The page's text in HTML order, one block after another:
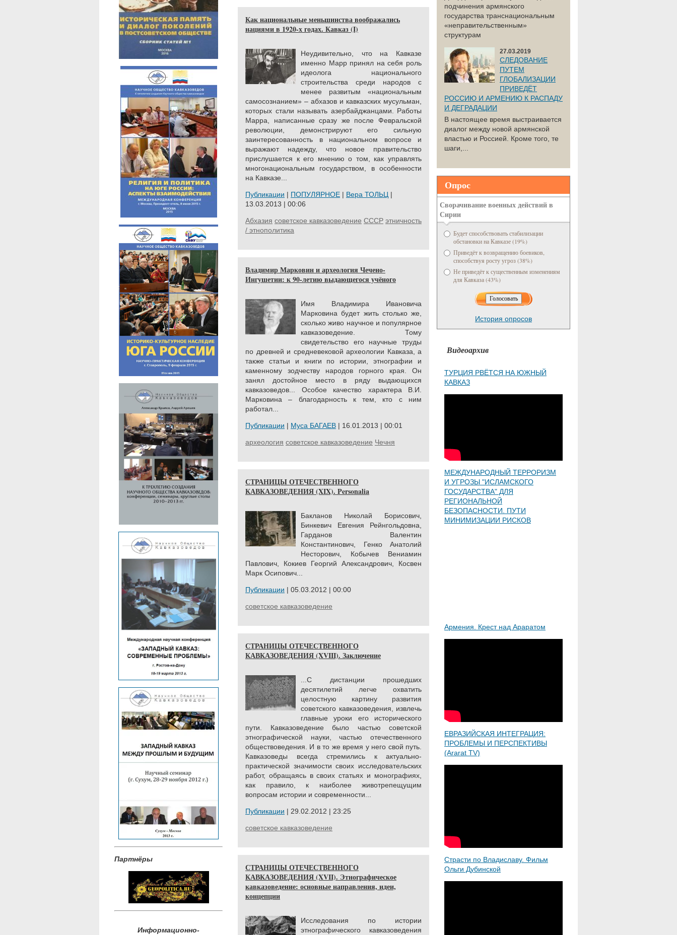
Партнёры
Информационно-
Как национальные меньшинства воображались
нациями в 1920-х годах. Кавказ (I)
Неудивительно, что на Кавказе
именно Марр принял на себя роль
идеолога национального
строительства среди народов с
менее развитым «национальным
самосознанием» – абхазов и кавказских мусульман,
которых стали называть азербайджанцами. Работы
Марра, написанные сразу же после Февральской
революции, демонстрируют его сильную
заинтересованность в национальном вопросе и
выражают надежду, что новое правительство
прислушается к его мнению о том, как управлять
многонациональным государством, в особенности
на Кавказе...
Публикации | ПОПУЛЯРНОЕ | Вера ТОЛЬЦ |
13.03.2013 | 00:06
Абхазия советское кавказоведение СССР этничность
/ этнополитика
Владимир Марковин и археология Чечено-
Ингушетии: к 90-летию выдающегося учёного
Имя Владимира Ивановича
Марковина будет жить столько же,
сколько живо научное и популярное
кавказоведение. Тому
свидетельство его научные труды
по древней и средневековой археологии Кавказа, а
также статьи и книги по истории, этнографии и
каменному зодчеству народов горного края. Он
занял достойное место в ряду выдающихся
кавказоведов... Особое качество характера В.И.
Марковина – благодарность к тем, кто с ним
работал...
Публикации | Муса БАГАЕВ | 16.01.2013 | 00:01
археология советское кавказоведение Чечня
СТРАНИЦЫ ОТЕЧЕСТВЕННОГО
КАВКАЗОВЕДЕНИЯ (XIX). Personalia
Бакланов Николай Борисович,
Бинкевич Евгения Рейнгольдовна,
Гарданов Валентин
Константинович, Генко Анатолий
Несторович, Кобычев Вениамин
Павлович, Кокиев Георгий Александрович, Косвен
Марк Осипович...
Публикации | 05.03.2012 | 00:00
советское кавказоведение
СТРАНИЦЫ ОТЕЧЕСТВЕННОГО
КАВКАЗОВЕДЕНИЯ (XVIII). Заключение
...С дистанции прошедших
десятилетий легче охватить
целостную картину развития
советского кавказоведения, извлечь
главные уроки его исторического
пути. Кавказоведение было частью советской
этнографической науки, частью отечественного
обществоведения. И в то же время у него свой путь.
Кавказоведы всегда стремились к актуально-
практической значимости своих исследовательских
работ, обращаясь в своих статьях и монографиях,
как правило, к наиболее животрепещущим
вопросам истории и современности...
Публикации | 29.02.2012 | 23:25
советское кавказоведение
СТРАНИЦЫ ОТЕЧЕСТВЕННОГО
КАВКАЗОВЕДЕНИЯ (XVII). Этнографическое
кавказоведение: основные направления, идеи,
концепции
Исследования по истории
этнографического кавказоведения
подчинения армянского
государства транснациональным
«неправительственным»
структурам
27.03.2019
СЛЕДОВАНИЕ
ПУТЕМ
ГЛОБАЛИЗАЦИИ
ПРИВЕДЁТ
РОССИЮ И АРМЕНИЮ К РАСПАДУ
И ДЕГРАДАЦИИ
В настоящее время выстраивается
диалог между новой армянской
властью и Россией. Кроме того, те
шаги,...
Опрос
Сворачивание военных действий в
Сирии
Будет способствовать стабилизации
обстановки на Кавказе (19%)
Приведёт к возвращению боевиков,
способствуя росту угроз (38%)
Не приведёт к существенным изменениям
для Кавказа (43%)
История опросов
Видеоархив
ТУРЦИЯ РВЁТСЯ НА ЮЖНЫЙ
КАВКАЗ
МЕЖДУНАРОДНЫЙ ТЕРРОРИЗМ
И УГРОЗЫ "ИСЛАМСКОГО
ГОСУДАРСТВА" ДЛЯ
РЕГИОНАЛЬНОЙ
БЕЗОПАСНОСТИ. ПУТИ
МИНИМИЗАЦИИ РИСКОВ
Армения. Крест над Араратом
ЕВРАЗИЙСКАЯ ИНТЕГРАЦИЯ:
ПРОБЛЕМЫ И ПЕРСПЕКТИВЫ
(Ararat TV)
Страсти по Владиславу. Фильм
Ольги Дубинской